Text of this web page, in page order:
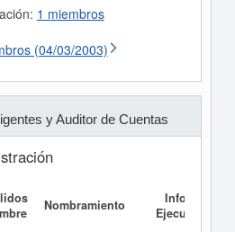
1 miembros
(04/03/2003)
y Auditor de Cuentas
Nombramiento
Informe
Ejecutivo